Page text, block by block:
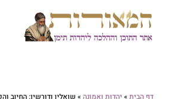
דף הבית » יהדות ואמונה » שואלין ודורשין: החיוב